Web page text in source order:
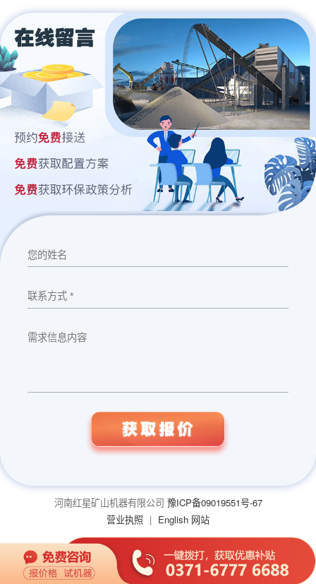
河南红星矿山机器有限公司 豫ICP备09019551号-67
营业执照 | English 网站